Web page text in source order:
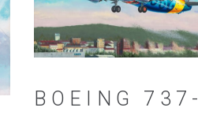
BOEING 737-